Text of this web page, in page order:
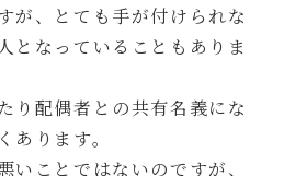
が、とても手が付けられな
となっていることもありま
り配偶者との共有名義にな
あります。
いことではないのですが、